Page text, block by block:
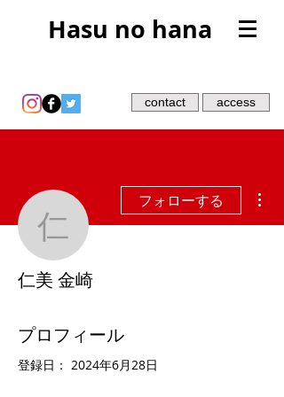
Hasu no hana
contact access
仁美 金崎
フォローする
仁美 金崎
プロフィール
登録日： 2024年6月28日